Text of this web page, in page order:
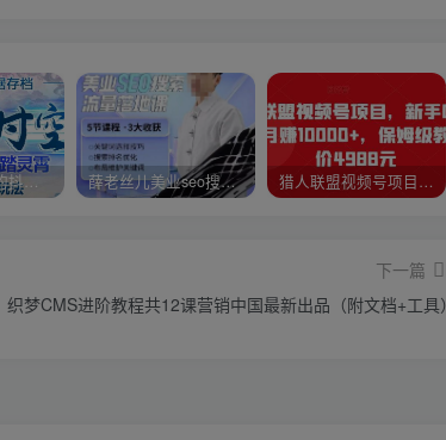
外面收费1980的抖音武动时空直播项目，无需真人出镜，实时互动直播【软件+详细教程】 薛老丝儿美业seo搜索流量落地课，一周暴涨20w粉丝，全干货讲解 猎人联盟视频号项目，新手0基础轻松月赚10000+，保姆级教程原价4988元
下一篇
织梦CMS进阶教程共12课营销中国最新出品（附文档+工具）